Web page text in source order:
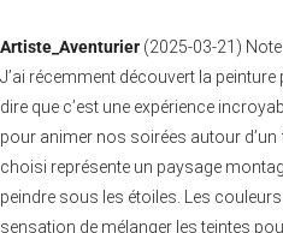
Artiste_Aventurier (2025-03-21 ) Note
J’ai récemment découvert la
dire que c’est une expérience
pour animer nos soirées autour d’un
choisi représente un paysage
peindre sous les étoiles. Les
sensation de mélanger les teintes